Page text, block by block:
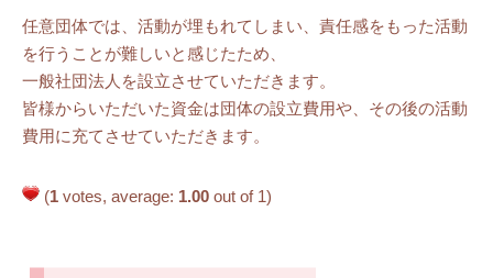
任意団体では、活動が埋もれてしまい、責任感をもった活動
を行うことが難しいと感じたため、
一般社団法人を設立させていただきます。
皆様からいただいた資金は団体の設立費用や、その後の活動
費用に充てさせていただきます。
(1 votes, average: 1.00 out of 1)